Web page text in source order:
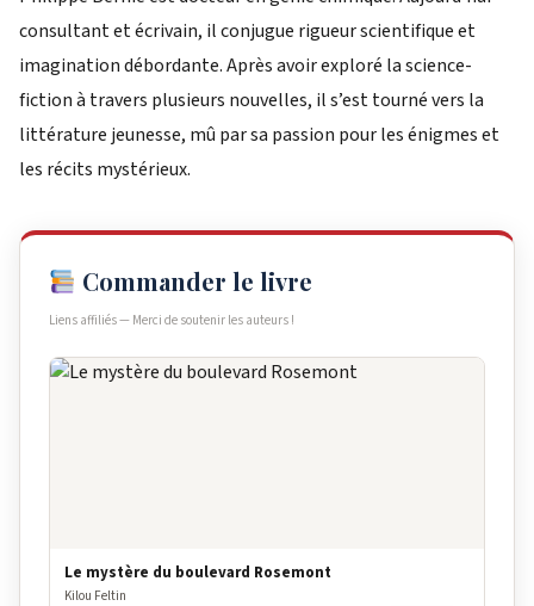
consultant et écrivain, il conjugue rigueur scientifique et
imagination débordante. Après avoir exploré la science-
fiction à travers plusieurs nouvelles, il s’est tourné vers la
littérature jeunesse, mû par sa passion pour les énigmes et
les récits mystérieux.
Commander le livre
Liens affiliés — Merci de soutenir les auteurs !
Le mystère du boulevard Rosemont
Kilou Feltin